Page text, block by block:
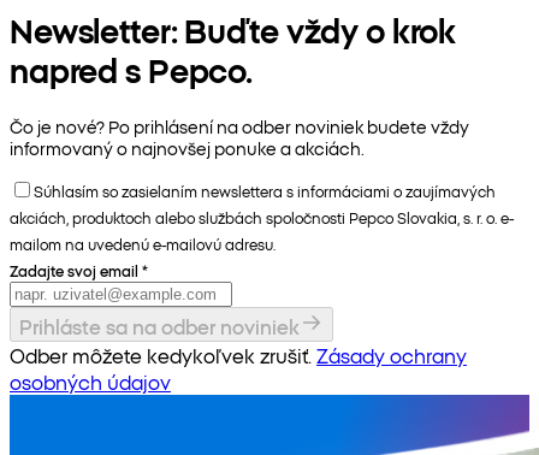
Newsletter: Buďte vždy o krok
napred s Pepco.
Čo je nové? Po prihlásení na odber noviniek budete vždy
informovaný o najnovšej ponuke a akciách.
Súhlasím so zasielaním newslettera s informáciami o zaujímavých
akciách, produktoch alebo službách spoločnosti Pepco Slovakia, s. r. o. e-
mailom na uvedenú e-mailovú adresu.
Zadajte svoj email *
Prihláste sa na odber noviniek
Odber môžete kedykoľvek zrušiť. Zásady ochrany
osobných údajov